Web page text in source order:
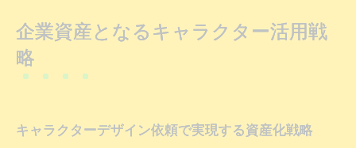
企業資産となるキャラクター活用戦
略
キャラクターデザイン依頼で実現する資産化戦略